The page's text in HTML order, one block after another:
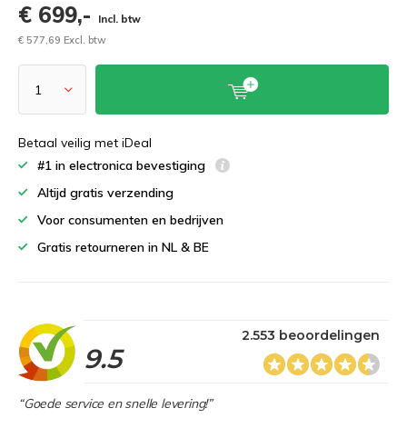
€ 699,-
Incl. btw
€ 577,69 Excl. btw
Betaal veilig met iDeal
#1 in electronica bevestiging
Altijd gratis verzending
Voor consumenten en bedrijven
Gratis retourneren in NL & BE
9.5
2.553 beoordelingen
“Goede service en snelle levering!”